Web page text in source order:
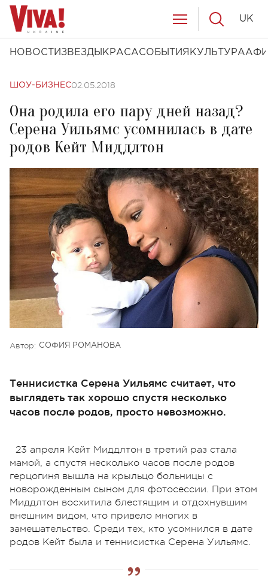
НОВОСТИ ЗВЕЗДЫ КРАСАСОБЫТИЯ КУЛЬТУРА
UK
ШОУ-БИЗНЕС02.05.2018
Она родила его пару дней назад?
Серена Уильямс усомнилась в дате
родов Кейт Миддлтон
Автор: СОФИЯ РОМАНОВА
Теннисистка Серена Уильямс считает, что
выглядеть так хорошо спустя несколько
часов после родов, просто невозможно.
23 апреля Кейт Миддлтон в третий раз стала
мамой, а спустя несколько часов после родов
герцогиня вышла на крыльцо больницы с
новорожденным сыном для фотосессии. При этом
Миддлтон восхитила блестящим и отдохнувшим
внешним видом, что привело многих в
замешательство. Среди тех, кто усомнился в дате
родов Кейт была и теннисистка Серена Уильямс.